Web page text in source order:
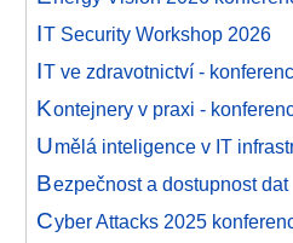
IT Security Workshop 2026
IT ve zdravotnictví -
Kontejnery v praxi -
Umělá inteligence v IT
Bezpečnost a dostupnost dat
Cyber Attacks 2025